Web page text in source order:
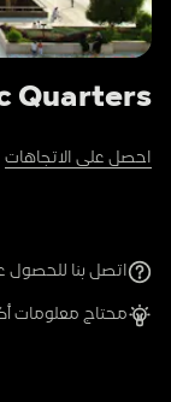
Quarters
احصل على الاتجاهات
اتصل بنا للحصول
محتاج معلومات